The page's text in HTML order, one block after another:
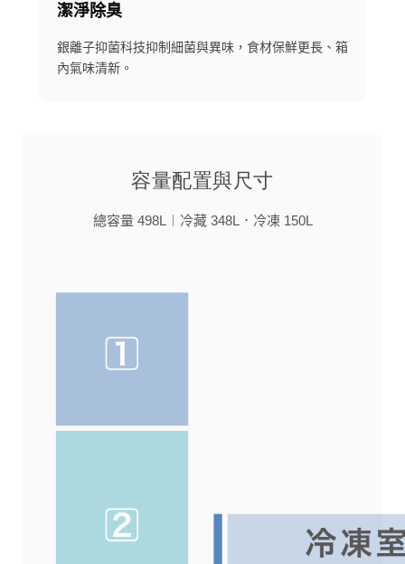
潔淨除臭
銀離子抑菌科技抑制細菌與異味，食材保鮮更長、箱
內氣味清新。
容量配置與尺寸
總容量 498L︱冷藏 348L．冷凍 150L